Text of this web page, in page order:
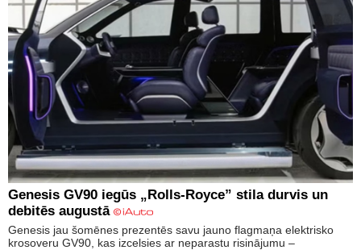
Genesis GV90 iegūs „Rolls-Royce” stila durvis un
debitēs augustā
Genesis jau šomēnes prezentēs savu jauno flagmaņa elektrisko
krosoveru GV90, kas izcelsies ar neparastu risinājumu –